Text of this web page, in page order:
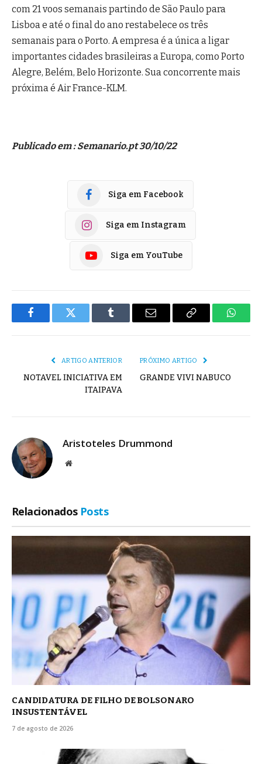
com 21 voos semanais partindo de São Paulo para
Lisboa e até o final do ano restabelece os três
semanais para o Porto. A empresa é a única a ligar
importantes cidades brasileiras a Europa, como Porto
Alegre, Belém, Belo Horizonte. Sua concorrente mais
próxima é Air France-KLM.
Publicado em : Semanario.pt 30/10/22
Siga em Facebook
Siga em Instagram
Siga em YouTube
FacebookTwitter Tumblr
E-
Copiar
ARTIGO ANTERIOR
NOTAVEL INICIATIVA EM
ITAIPAVA
PRÓXIMO ARTIGO
GRANDE VIVI NABUCO
Aristoteles Drummond
Site
Relacionados Posts
CANDIDATURA DE FILHO DE BOLSONARO
INSUSTENTÁVEL
7 de agosto de 2026